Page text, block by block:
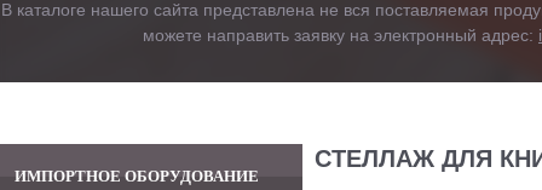
В каталоге нашего сайта представлена не вся поставляемая
можете направить заявку на электронный адрес:
ИМПОРТНОЕ ОБОРУДОВАНИЕ
СТЕЛЛАЖ ДЛЯ